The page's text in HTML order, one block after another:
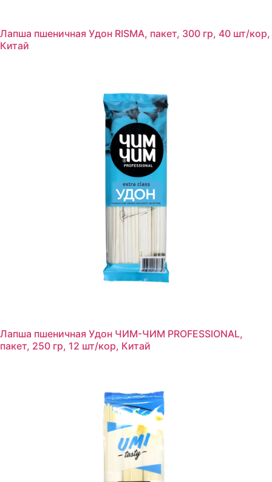
Лапша пшеничная Удон RISMA, пакет, 300 гр, 40 шт/кор,
Китай
Лапша пшеничная Удон ЧИМ-ЧИМ PROFESSIONAL,
пакет, 250 гр, 12 шт/кор, Китай